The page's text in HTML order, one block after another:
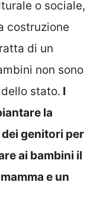
o sociale,
costruzione
di un
non sono
stato. I
la
genitori per
ai bambini il
e un